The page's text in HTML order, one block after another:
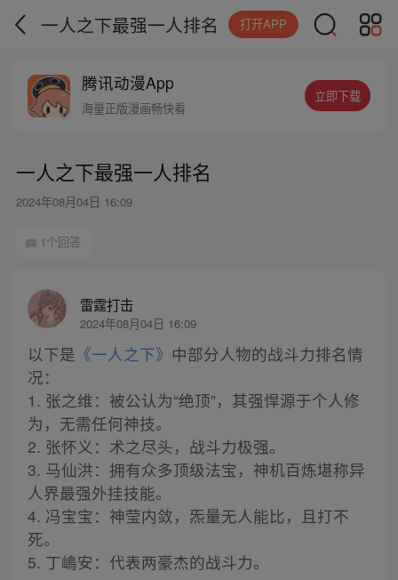
一人之下最强一人排名 打开APP
腾讯动漫App
海量正版漫画畅快看
立即下载
一人之下最强一人排名
2024年08月04日 16:09
1个回答
雷霆打击
2024年08月04日 16:09
以下是 《一人之下》 中部分人物的战斗力排名情
况：
1. 张之维：被公认为“绝顶”，其强悍源于个人修
为，无需任何神技。
2. 张怀义：术之尽头，战斗力极强。
3. 马仙洪：拥有众多顶级法宝，神机百炼堪称异
人界最强外挂技能。
4. 冯宝宝：神莹内敛，炁量无人能比，且打不
死。
5. 丁嶋安：代表两豪杰的战斗力。